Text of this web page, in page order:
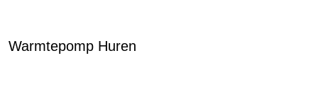
Warmtepomp Huren